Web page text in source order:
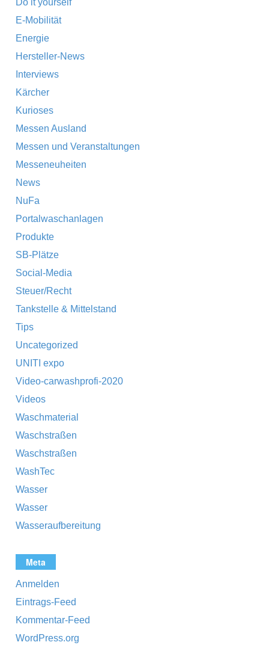
Do it yourself
E-Mobilität
Energie
Hersteller-News
Interviews
Kärcher
Kurioses
Messen Ausland
Messen und Veranstaltungen
Messeneuheiten
News
NuFa
Portalwaschanlagen
Produkte
SB-Plätze
Social-Media
Steuer/Recht
Tankstelle & Mittelstand
Tips
Uncategorized
UNITI expo
Video-carwashprofi-2020
Videos
Waschmaterial
Waschstraßen
Waschstraßen
WashTec
Wasser
Wasser
Wasseraufbereitung
Meta
Anmelden
Eintrags-Feed
Kommentar-Feed
WordPress.org